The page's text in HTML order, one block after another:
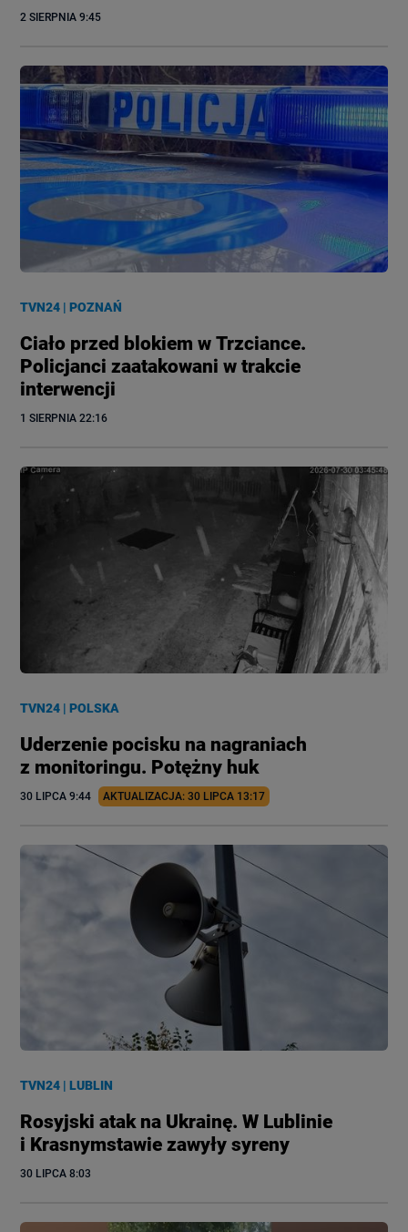
2 SIERPNIA 9:45
TVN24 |POZNAŃ
Ciało przed blokiem w Trzciance.
Policjanci zaatakowani w trakcie
interwencji
1 SIERPNIA 22:16
TVN24 |POLSKA
Uderzenie pocisku na nagraniach
z monitoringu. Potężny huk
30 LIPCA 9:44 AKTUALIZACJA: 30 LIPCA 13:17
TVN24 |LUBLIN
Rosyjski atak na Ukrainę. W Lublinie
i Krasnymstawie zawyły syreny
30 LIPCA 8:03